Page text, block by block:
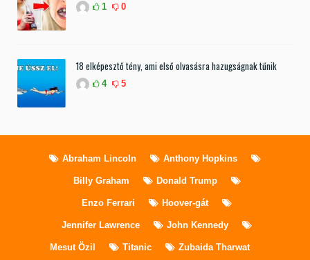
1 0
18 elképesztő tény, ami első olvasásra hazugságnak tűnik
4 5
Abraham Lincoln Anthony Hopkins
Billy Graham Donald Trump
Enzo Ferrari Hoover-gát
Jennifer Lawrence John Kennedy
Mesut Özil Titanic Zubaida Tharwat